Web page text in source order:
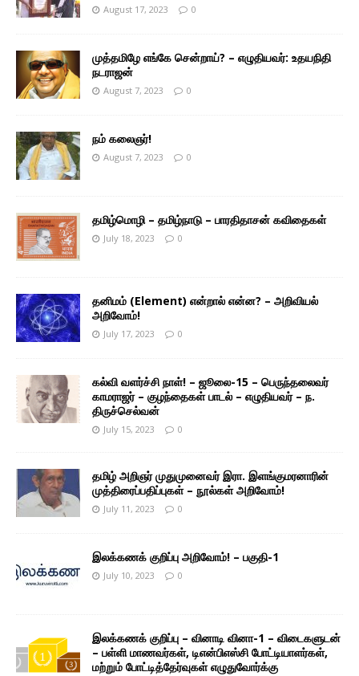
August 17, 2023 0
முத்தமிழே எங்கே சென்றாய்? – எழுதியவர்: உதயநிதி
நடராஜன்
August 7, 2023 0
நம் கலைஞர்!
August 7, 2023 0
தமிழ்மொழி – தமிழ்நாடு – பாரதிதாசன் கவிதைகள்
July 18, 2023 0
தனிமம் (Element) என்றால் என்ன? – அறிவியல்
அறிவோம்!
July 17, 2023 0
கல்வி வளர்ச்சி நாள்! – ஜூலை-15 – பெருந்தலைவர்
காமராஜர் – குழந்தைகள் பாடல் – எழுதியவர் – ந.
திருச்செல்வன்
July 15, 2023 0
தமிழ் அறிஞர் முதுமுனைவர் இரா. இளங்குமரனாரின்
முத்திரைப்பதிப்புகள் – நூல்கள் அறிவோம்!
July 11, 2023 0
இலக்கணக் குறிப்பு அறிவோம்! – பகுதி-1
July 10, 2023 0
இலக்கணக் குறிப்பு – வினாடி வினா-1 – விடைகளுடன்
– பள்ளி மாணவர்கள், டிஎன்பிஎஸ்சி போட்டியாளர்கள்,
மற்றும் போட்டித்தேர்வுகள் எழுதுவோர்க்கு